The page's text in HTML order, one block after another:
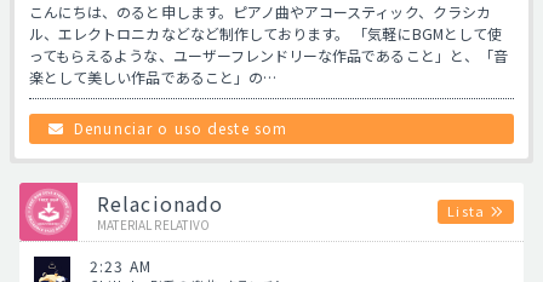
こんにちは、のると申します。ピアノ曲やアコースティック、クラシカ
ル、エレクトロニカなどなど制作しております。 「気軽にBGMとして使
ってもらえるような、ユーザーフレンドリーな作品であること」と、「音
楽として美しい作品であること」の…
Denunciar o uso deste som
Relacionado
MATERIAL RELATIVO
Lista
2:23 AM